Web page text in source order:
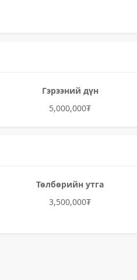
Гэрээний дүн
5,000,000₮
Төлбөрийн утга
3,500,000₮